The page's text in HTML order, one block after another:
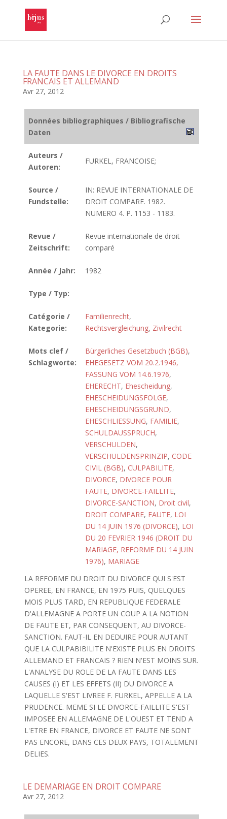
LA FAUTE DANS LE DIVORCE EN DROITS
FRANCAIS ET ALLEMAND
Avr 27, 2012
Données bibliographiques / Bibliografische
Daten
Auteurs /
Autoren:
FURKEL, FRANCOISE;
Source /
Fundstelle:
IN: REVUE INTERNATIONALE DE
DROIT COMPARE. 1982.
NUMERO 4. P. 1153 - 1183.
Revue /
Zeitschrift:
Revue internationale de droit
comparé
Année / Jahr: 1982
Type / Typ:
Catégorie /
Kategorie:
Familienrecht,
Rechtsvergleichung, Zivilrecht
Mots clef /
Schlagworte:
Bürgerliches Gesetzbuch (BGB),
EHEGESETZ VOM 20.2.1946,
FASSUNG VOM 14.6.1976,
EHERECHT, Ehescheidung,
EHESCHEIDUNGSFOLGE,
EHESCHEIDUNGSGRUND,
EHESCHLIESSUNG, FAMILIE,
SCHULDAUSSPRUCH,
VERSCHULDEN,
VERSCHULDENSPRINZIP, CODE
CIVIL (BGB), CULPABILITE,
DIVORCE, DIVORCE POUR
FAUTE, DIVORCE-FAILLITE,
DIVORCE-SANCTION, Droit civil,
DROIT COMPARE, FAUTE, LOI
DU 14 JUIN 1976 (DIVORCE), LOI
DU 20 FEVRIER 1946 (DROIT DU
MARIAGE, REFORME DU 14 JUIN
1976), MARIAGE
LA REFORME DU DROIT DU DIVORCE QUI S'EST
OPEREE, EN FRANCE, EN 1975 PUIS, QUELQUES
MOIS PLUS TARD, EN REPUBLIQUE FEDERALE
D'ALLEMAGNE A PORTE UN COUP A LA NOTION
DE FAUTE ET, PAR CONSEQUENT, AU DIVORCE-
SANCTION. FAUT-IL EN DEDUIRE POUR AUTANT
QUE LA CULPABIBILITE N'EXISTE PLUS EN DROITS
ALLEMAND ET FRANCAIS ? RIEN N'EST MOINS SUR.
L'ANALYSE DU ROLE DE LA FAUTE DANS LES
CAUSES (I) ET LES EFFETS (II) DU DIVORCE A
LAQUELLE S'EST LIVREE F. FURKEL, APPELLE A LA
PRUDENCE. MEME SI LE DIVORCE-FAILLITE S'EST
IMPOSEE EN ALLEMAGNE DE L'OUEST ET TEND A
L'ETRE EN FRANCE, DIVORCE ET FAUTE NE SONT
PAS ENCORE, DANS CES DEUX PAYS, TOTALEMENT
DELIES.
LE DEMARIAGE EN DROIT COMPARE
Avr 27, 2012